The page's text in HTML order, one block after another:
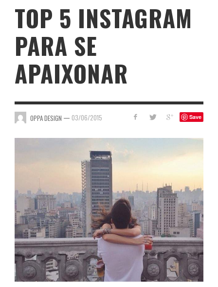
TOP 5 INSTAGRAM
PARA SE
APAIXONAR
Save
OPPA DESIGN — 03/06/2015